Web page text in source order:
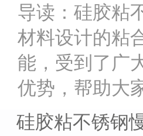
导读：硅胶粘
材料设计的粘
能，受到了广
优势，帮助大
硅胶粘不锈钢